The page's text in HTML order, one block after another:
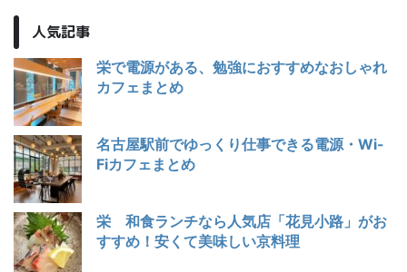
人気記事
栄で電源がある、勉強におすすめなおしゃれ
カフェまとめ
名古屋駅前でゆっくり仕事できる電源・Wi-
Fiカフェまとめ
栄 和食ランチなら人気店「花見小路」がお
すすめ！安くて美味しい京料理